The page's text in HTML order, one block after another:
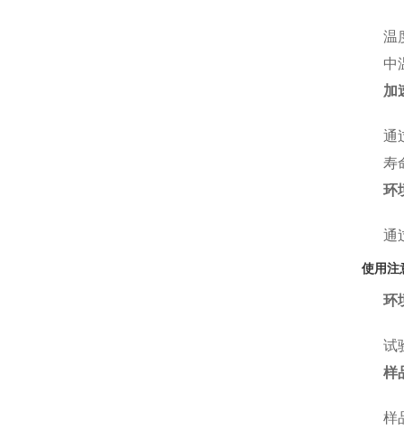
温
中
加
通
寿
环
通
使用注
环
试
样
样